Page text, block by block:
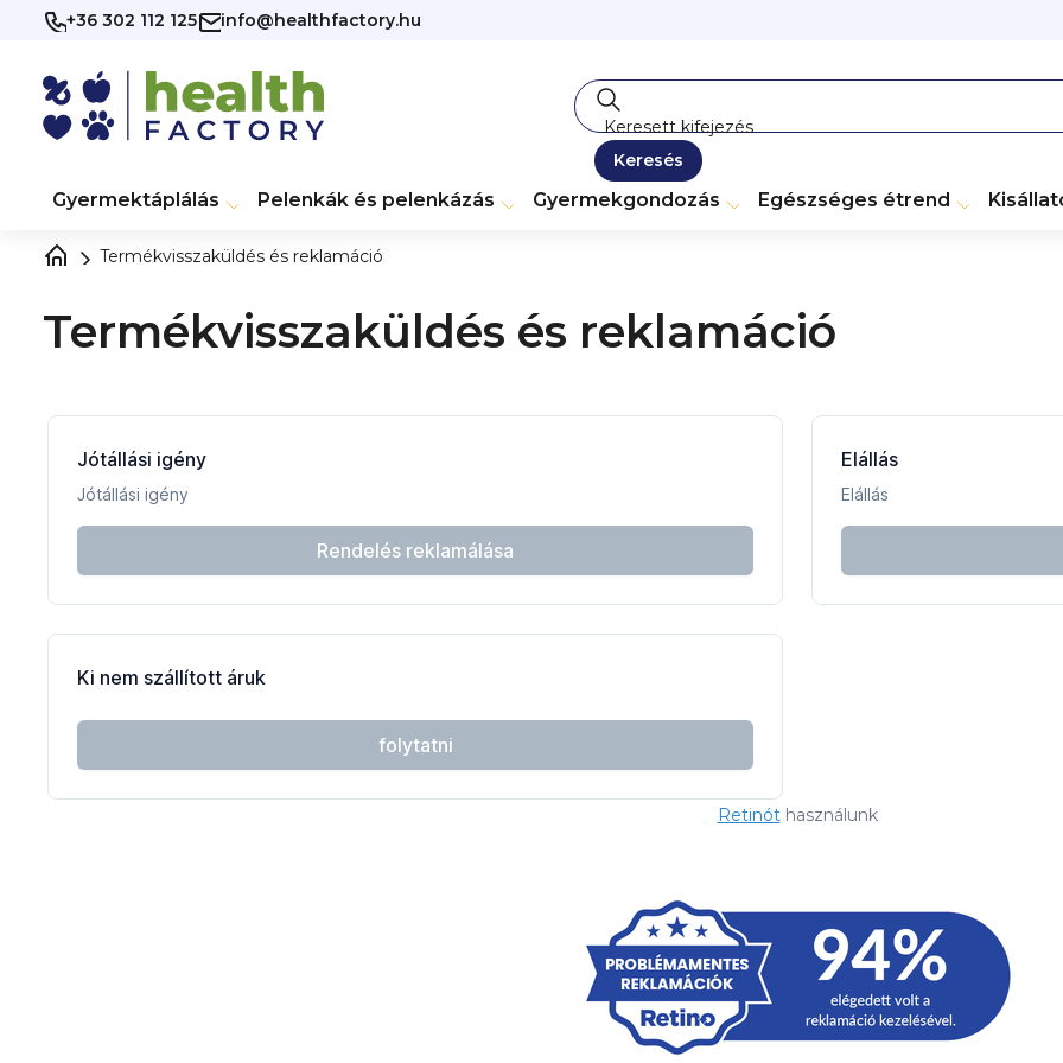
Ugrás
tartalomhoz
+36 302 112 125 info@healthfactory.hu
Keresés
Gyermektáplálás Pelenkák és pelenkázás Gyermekgondozás Egészséges étrend
Termékvisszaküldés és reklamáció
Termékvisszaküldés és reklamáció
Retinóthasználunk